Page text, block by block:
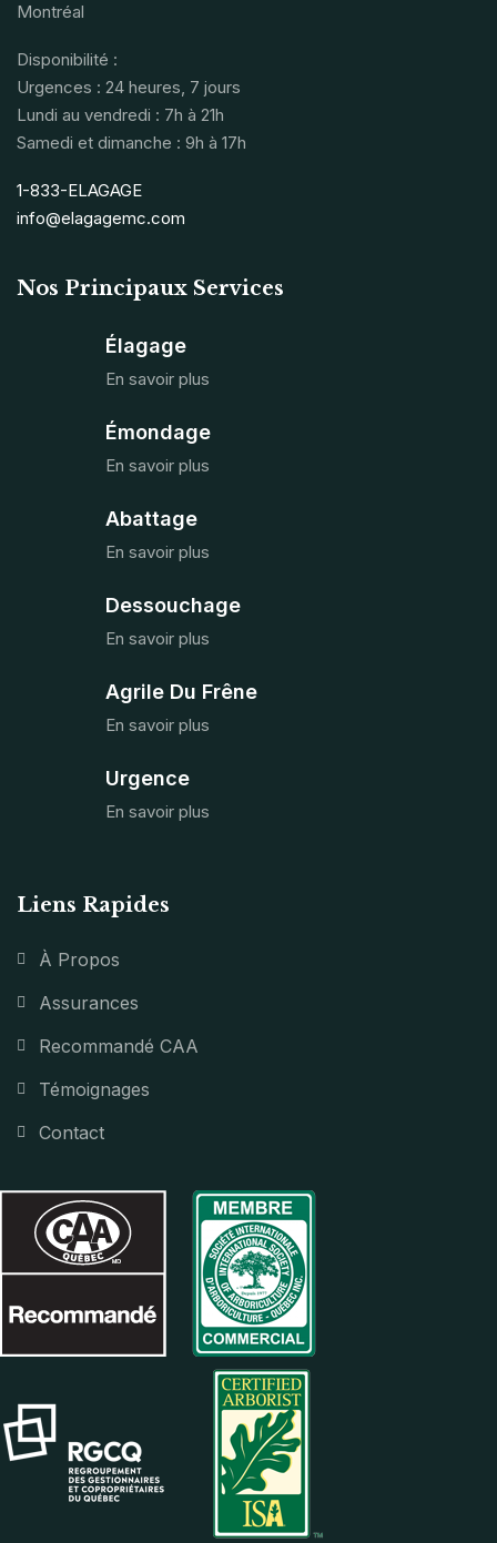
Montréal
Disponibilité :
Urgences : 24 heures, 7 jours
Lundi au vendredi : 7h à 21h
Samedi et dimanche : 9h à 17h
1-833-ELAGAGE
info@elagagemc.com
Nos Principaux Services
Élagage
En savoir plus
Émondage
En savoir plus
Abattage
En savoir plus
Dessouchage
En savoir plus
Agrile Du Frêne
En savoir plus
Urgence
En savoir plus
Liens Rapides
À Propos
Assurances
Recommandé CAA
Témoignages
Contact